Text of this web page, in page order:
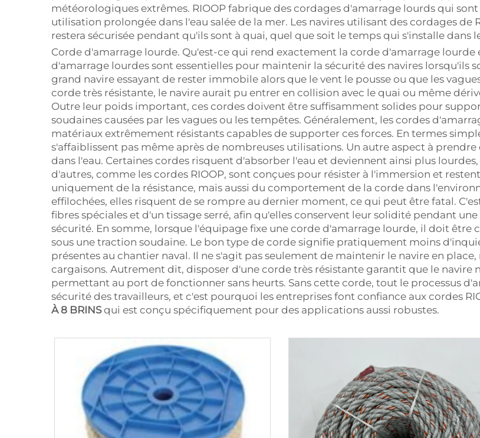
météorologiques extrêmes. RIOOP fabrique des cordages d'amarrage lourds qui
utilisation prolongée dans l'eau salée de la mer. Les navires utilisant des cordages de
restera sécurisée pendant qu'ils sont à quai, quel que soit le temps qui s'installe dans
Corde d'amarrage lourde. Qu'est-ce qui rend exactement la corde d'amarrage lourde
d'amarrage lourdes sont essentielles pour maintenir la sécurité des navires lorsqu'ils
grand navire essayant de rester immobile alors que le vent le pousse ou que les
corde très résistante, le navire aurait pu entrer en collision avec le quai ou même
Outre leur poids important, ces cordes doivent être suffisamment solides pour
soudaines causées par les vagues ou les tempêtes. Généralement, les cordes
matériaux extrêmement résistants capables de supporter ces forces. En termes
s'affaiblissent pas même après de nombreuses utilisations. Un autre aspect à
dans l'eau. Certaines cordes risquent d'absorber l'eau et deviennent ainsi plus
d'autres, comme les cordes RIOOP, sont conçues pour résister à l'immersion et
uniquement de la résistance, mais aussi du comportement de la corde dans
effilochées, elles risquent de se rompre au dernier moment, ce qui peut être fatal.
fibres spéciales et d'un tissage serré, afin qu'elles conservent leur solidité pendant
sécurité. En somme, lorsque l'équipage fixe une corde d'amarrage lourde, il doit être
sous une traction soudaine. Le bon type de corde signifie pratiquement moins
présentes au chantier naval. Il ne s'agit pas seulement de maintenir le navire en
cargaisons. Autrement dit, disposer d'une corde très résistante garantit que le navire
permettant au port de fonctionner sans heurts. Sans cette corde, tout le processus
sécurité des travailleurs, et c'est pourquoi les entreprises font confiance aux cordes
À 8 BRINSqui est conçu spécifiquement pour des applications aussi robustes.